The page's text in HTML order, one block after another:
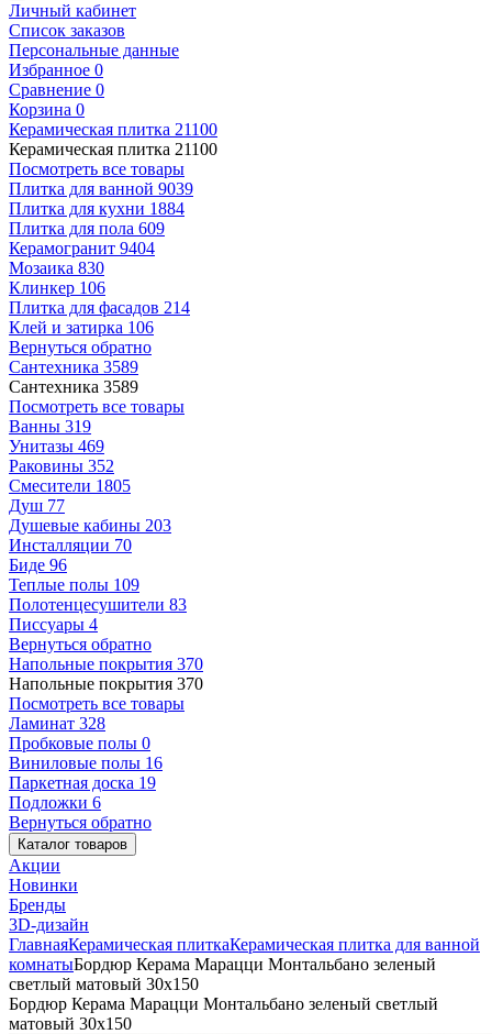
Личный кабинет
Список заказов
Персональные данные
Избранное 0
Сравнение 0
Корзина 0
Керамическая плитка 21100
Керамическая плитка 21100
Посмотреть все товары
Плитка для ванной 9039
Плитка для кухни 1884
Плитка для пола 609
Керамогранит 9404
Мозаика 830
Клинкер 106
Плитка для фасадов 214
Клей и затирка 106
Вернуться обратно
Сантехника 3589
Сантехника 3589
Посмотреть все товары
Ванны 319
Унитазы 469
Раковины 352
Смесители 1805
Душ 77
Душевые кабины 203
Инсталляции 70
Биде 96
Теплые полы 109
Полотенцесушители 83
Писсуары 4
Вернуться обратно
Напольные покрытия 370
Напольные покрытия 370
Посмотреть все товары
Ламинат 328
Пробковые полы 0
Виниловые полы 16
Паркетная доска 19
Подложки 6
Вернуться обратно
Каталог товаров
Акции
Новинки
Бренды
3D-дизайн
ГлавнаяКерамическая плиткаКерамическая плитка для ванной
комнатыБордюр Керама Марацци Монтальбано зеленый
светлый матовый 30x150
Бордюр Керама Марацци Монтальбано зеленый светлый
матовый 30x150